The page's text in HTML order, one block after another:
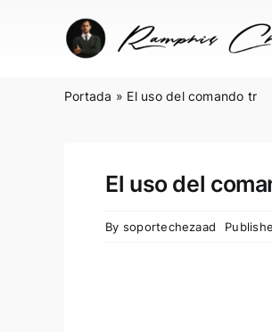
Portada » El uso del comando tr
El uso del
By soportechezaad